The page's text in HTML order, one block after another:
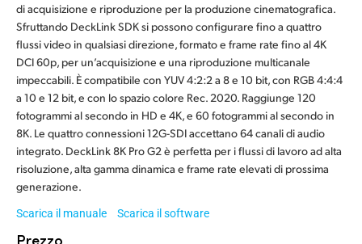
Japan
Korea
Netherlands
New Zealand
di acquisizione e riproduzione per la produzione cinematografica.
Sfruttando DeckLink SDK si possono configurare fino a quattro
flussi video in qualsiasi direzione, formato e frame rate fino al 4K
DCI 60p, per un’acquisizione e una riproduzione multicanale
impeccabili. È compatibile con YUV 4:2:2 a 8 e 10 bit, con RGB 4:4:4
a 10 e 12 bit, e con lo spazio colore Rec. 2020. Raggiunge 120
fotogrammi al secondo in HD e 4K, e 60 fotogrammi al secondo in
8K. Le quattro connessioni 12G-SDI accettano 64 canali di audio
integrato. DeckLink 8K Pro G2 è perfetta per i flussi di lavoro ad alta
risoluzione, alta gamma dinamica e frame rate elevati di prossima
generazione.
Scarica il manuale Scarica il software
Prezzo